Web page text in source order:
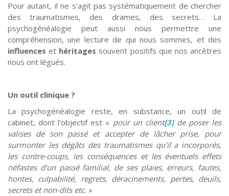
Pour autant, il ne s’agit pas systématiquement de chercher
des traumatismes, des drames, des secrets… La
psychogénéalogie peut aussi nous permettre une
compréhension, une lecture de qui nous sommes, et des
influences et héritages souvent positifs que nos ancêtres
nous ont légués.
Un outil clinique ?
La psychogénéalogie reste, en substance, un outil de
cabinet, dont l’objectif est « pour un client[3]de poser les
valises de son passé et accepter de lâcher prise, pour
surmonter les dégâts des traumatismes qu’il a incorporés,
les contre-coups, les conséquences et les éventuels effets
néfastes d’un passé familial, de ses plaies, erreurs, fautes,
hontes, culpabilité, regrets, déracinements, pertes, deuils,
secrets et non-dits etc. »